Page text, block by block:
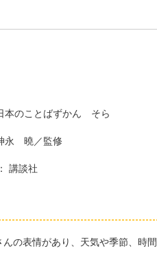
本のことばずかん そら
永 曉／監修
： 講談社
の表情があり、天気や季節、時